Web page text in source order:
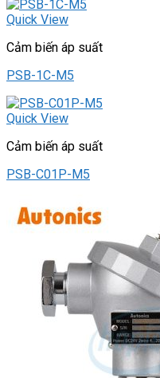
Quick View
Cảm biến áp suất
PSB-1C-M5
Quick View
Cảm biến áp suất
PSB-C01P-M5